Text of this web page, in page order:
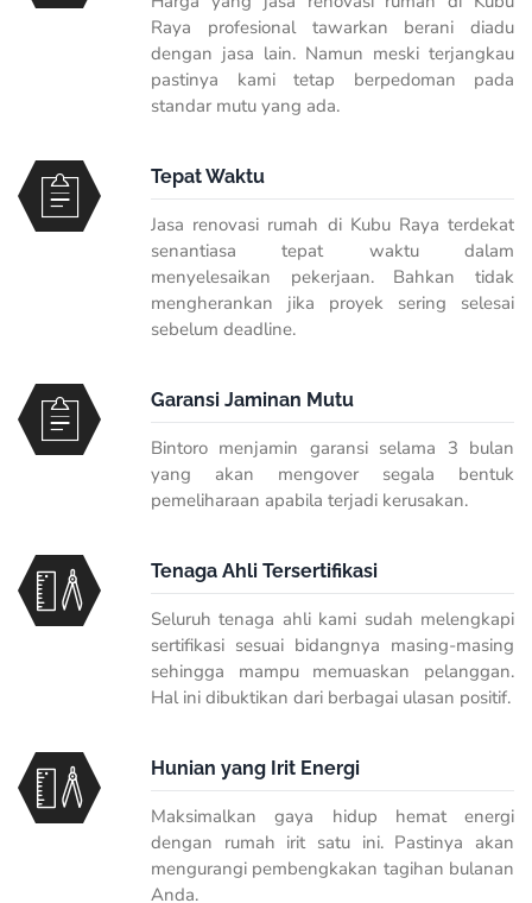
Raya profesional tawarkan berani diadu
dengan jasa lain. Namun meski terjangkau
pastinya kami tetap berpedoman pada
standar mutu yang ada.
Tepat Waktu
Jasa renovasi rumah di Kubu Raya terdekat
senantiasa tepat waktu dalam
menyelesaikan pekerjaan. Bahkan tidak
mengherankan jika proyek sering selesai
sebelum deadline.
Garansi Jaminan Mutu
Bintoro menjamin garansi selama 3 bulan
yang akan mengover segala bentuk
pemeliharaan apabila terjadi kerusakan.
Tenaga Ahli Tersertifikasi
Seluruh tenaga ahli kami sudah melengkapi
sertifikasi sesuai bidangnya masing-masing
sehingga mampu memuaskan pelanggan.
Hal ini dibuktikan dari berbagai ulasan positif.
Hunian yang Irit Energi
Maksimalkan gaya hidup hemat energi
dengan rumah irit satu ini. Pastinya akan
mengurangi pembengkakan tagihan bulanan
Anda.